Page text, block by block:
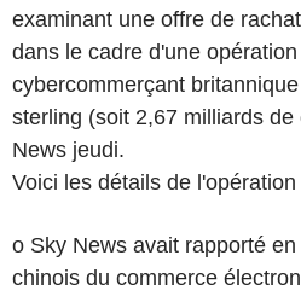
examinant une offre de
dans le cadre d'une
cybercommerçant
sterling (soit 2,67 milliards
News jeudi.
Voici les détails de l'opération
o Sky News avait rapporté
chinois du commerce